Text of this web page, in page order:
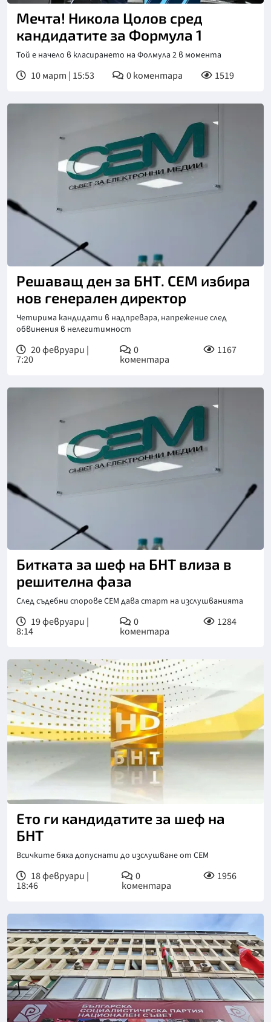
Мечта! Никола Цолов сред
кандидатите за Формула 1
Той е начело в класирането на Фолмула 2 в момента
10 март | 15:53 0коментара 1519
Снимка: БНТ
Решаващ ден за БНТ. СЕМ избира
нов генерален директор
Четирима кандидати в надпревара, напрежение след
обвинения в нелегитимност
20 февруари |
7:20
0
коментара
1167
Снимка: БНТ
Битката за шеф на БНТ влиза в
решителна фаза
След съдебни спорове СЕМ дава старт на изслушванията
19 февруари |
8:14
0
коментара
1284
Ето ги кандидатите за шеф на
БНТ
Всичките бяха допуснати до изслушване от СЕМ
18 февруари |
18:46
0
коментара
1956